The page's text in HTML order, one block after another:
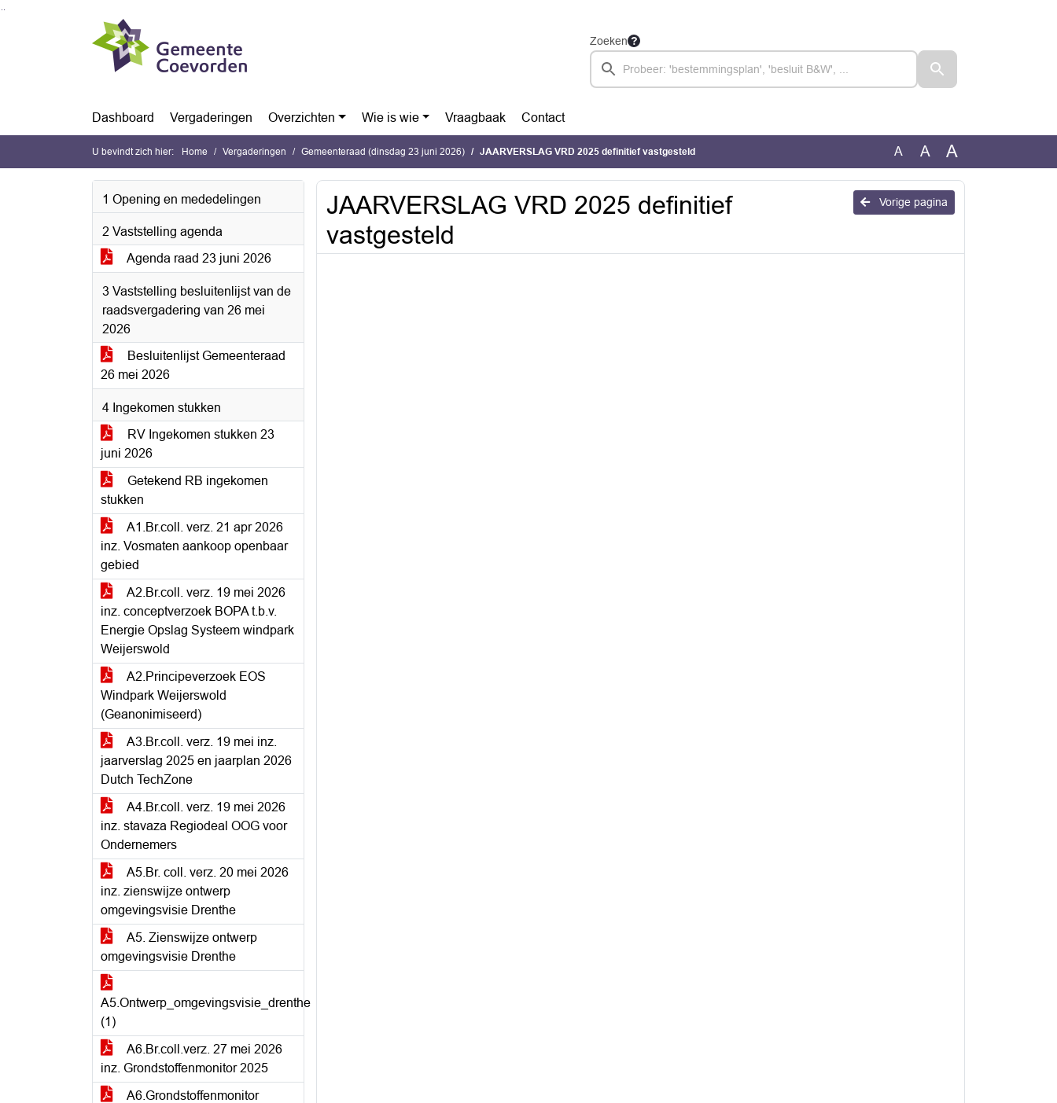
Ga naar de inhoud van deze pagina
Ga naar het zoeken
Ga naar het menu
Zoeken
Dashboard Vergaderingen Overzichten Wie is wie Vraagbaak Contact
U bevindt zich hier: Home Vergaderingen Gemeenteraad (dinsdag 23 juni 2026) JAARVERSLAG VRD 2025 definitief vastgesteld A A A
1 Opening en mededelingen
2 Vaststelling agenda
Agenda raad 23 juni 2026
3 Vaststelling besluitenlijst van de
raadsvergadering van 26 mei
2026
Besluitenlijst Gemeenteraad
26 mei 2026
4 Ingekomen stukken
RV Ingekomen stukken 23
juni 2026
Getekend RB ingekomen
stukken
A1.Br.coll. verz. 21 apr 2026
inz. Vosmaten aankoop openbaar
gebied
A2.Br.coll. verz. 19 mei 2026
inz. conceptverzoek BOPA t.b.v.
Energie Opslag Systeem windpark
Weijerswold
A2.Principeverzoek EOS
Windpark Weijerswold
(Geanonimiseerd)
A3.Br.coll. verz. 19 mei inz.
jaarverslag 2025 en jaarplan 2026
Dutch TechZone
A4.Br.coll. verz. 19 mei 2026
inz. stavaza Regiodeal OOG voor
Ondernemers
A5.Br. coll. verz. 20 mei 2026
inz. zienswijze ontwerp
omgevingsvisie Drenthe
A5. Zienswijze ontwerp
omgevingsvisie Drenthe
A5.Ontwerp_omgevingsvisie_drenthe
(1)
A6.Br.coll.verz. 27 mei 2026
inz. Grondstoffenmonitor 2025
A6.Grondstoffenmonitor
Vorige pagina
JAARVERSLAG VRD 2025 definitief
vastgesteld